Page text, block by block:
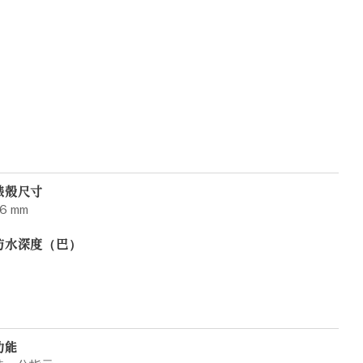
殼尺寸
mm
水深度（巴）
能